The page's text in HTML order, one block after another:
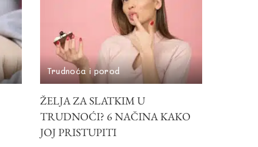
Trudnoća i porod
ŽELJA ZA SLATKIM U
TRUDNOĆI? 6 NAČINA KAKO
JOJ PRISTUPITI